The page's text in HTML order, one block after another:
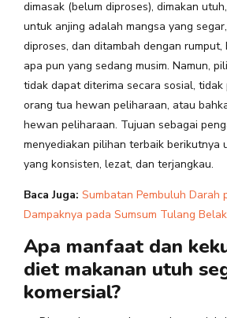
dimasak (belum diproses), dimakan
untuk anjing adalah mangsa yang
diproses, dan ditambah dengan
apa pun yang sedang musim. Namun,
tidak dapat diterima secara sosial,
orang tua hewan peliharaan, atau
hewan peliharaan. Tujuan sebagai
menyediakan pilihan terbaik berikutnya
yang konsisten, lezat, dan terjangkau.
Baca Juga: Sumbatan Pembuluh Darah
Dampaknya pada Sumsum Tulang
Apa manfaat dan
diet makanan utuh
komersial?